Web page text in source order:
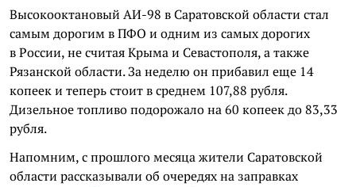
Высокооктановый АИ-98 в Саратовской области стал
самым дорогим в ПФО и одним из самых дорогих
в России, не считая Крыма и Севастополя, а также
Рязанской области. За неделю он прибавил еще 14
копеек и теперь стоит в среднем 107,88 рубля.
Дизельное топливо подорожало на 60 копеек до 83,33
рубля.
Напомним, с прошлого месяца жители Саратовской
области рассказывали об очередях на заправках